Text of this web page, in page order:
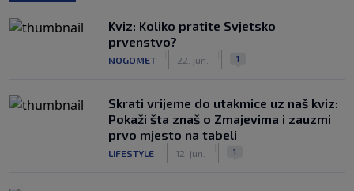
Kviz: Koliko pratite Svjetsko
prvenstvo?
NOGOMET 22. jun. 1
Skrati vrijeme do utakmice uz naš kviz:
Pokaži šta znaš o Zmajevima i zauzmi
prvo mjesto na tabeli
LIFESTYLE 12. jun. 1